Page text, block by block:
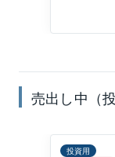
売出し中（
投資用